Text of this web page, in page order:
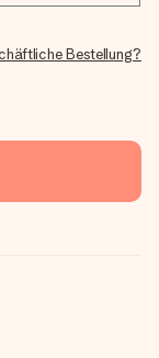
Bestellung?